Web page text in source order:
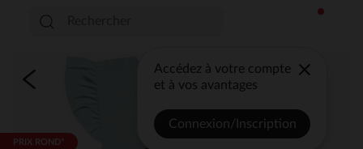
Accédez à votre compte
et à vos avantages
Connexion/Inscription
PRIX ROND*